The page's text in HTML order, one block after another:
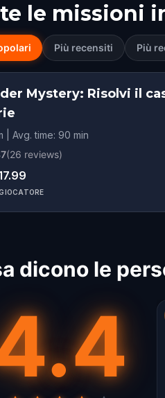
le missioni
Più recensiti Più
Mystery: Risolvi il
| Avg. time: 90 min
(26 reviews)
dicono le